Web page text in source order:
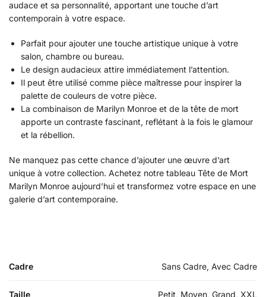
audace et sa personnalité, apportant une touche d’art
contemporain à votre espace.
Parfait pour ajouter une touche artistique unique à votre
salon, chambre ou bureau.
Le design audacieux attire immédiatement l’attention.
Il peut être utilisé comme pièce maîtresse pour inspirer la
palette de couleurs de votre pièce.
La combinaison de Marilyn Monroe et de la tête de mort
apporte un contraste fascinant, reflétant à la fois le glamour
et la rébellion.
Ne manquez pas cette chance d’ajouter une œuvre d’art
unique à votre collection. Achetez notre tableau Tête de Mort
Marilyn Monroe aujourd’hui et transformez votre espace en une
galerie d’art contemporaine.
Cadre Sans Cadre, Avec Cadre
Taille Petit, Moyen, Grand, XXL